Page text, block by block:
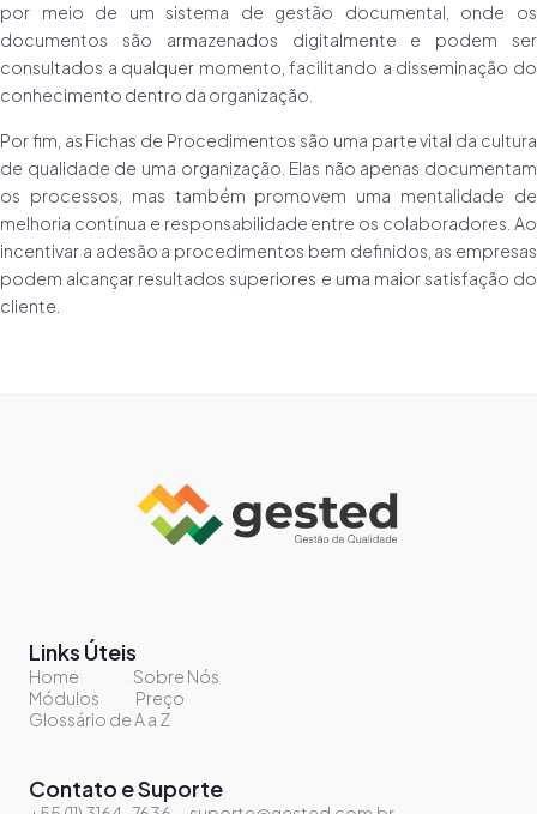
por meio de um sistema de gestão documental, onde os
documentos são armazenados digitalmente e podem ser
consultados a qualquer momento, facilitando a disseminação do
conhecimento dentro da organização.
Por fim, as Fichas de Procedimentos são uma parte vital da cultura
de qualidade de uma organização. Elas não apenas documentam
os processos, mas também promovem uma mentalidade de
melhoria contínua e responsabilidade entre os colaboradores. Ao
incentivar a adesão a procedimentos bem definidos, as empresas
podem alcançar resultados superiores e uma maior satisfação do
cliente.
Links Úteis
Home
Sobre Nós
Módulos
Preço
Glossário de A a Z
Contato e Suporte